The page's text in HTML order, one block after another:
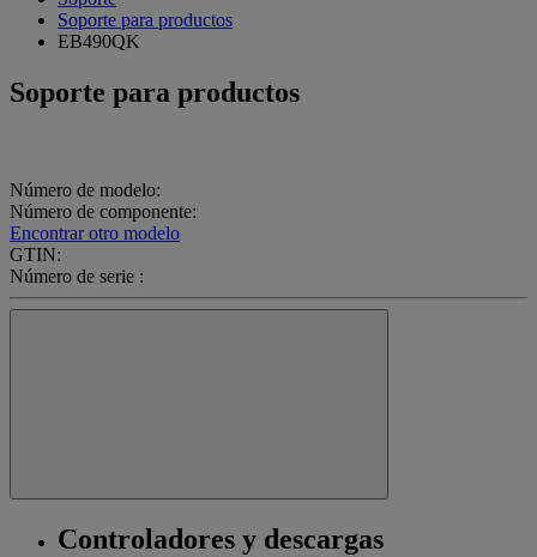
Soporte para productos
EB490QK
Soporte para productos
Número de modelo:
Número de componente:
Encontrar otro modelo
GTIN:
Número de serie :
Controladores y descargas